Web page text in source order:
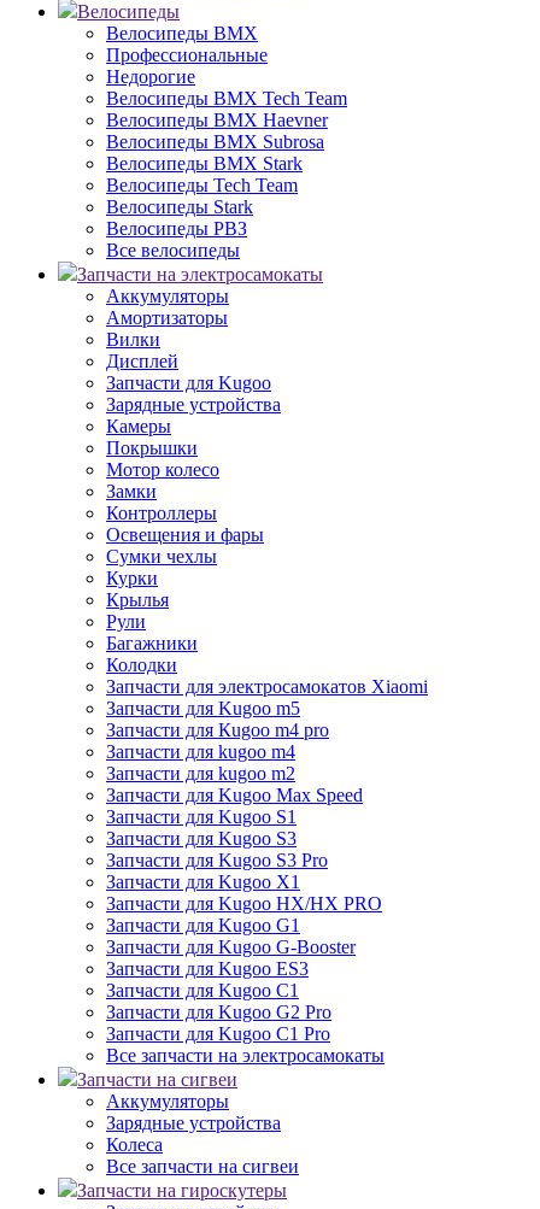
Велосипеды
Велосипеды BMX
Профессиональные
Недорогие
Велосипеды BMX Tech Team
Велосипеды BMX Haevner
Велосипеды BMX Subrosa
Велосипеды BMX Stark
Велосипеды Tech Team
Велосипеды Stark
Велосипеды РВЗ
Все велосипеды
Запчасти на электросамокаты
Аккумуляторы
Амортизаторы
Вилки
Дисплей
Запчасти для Kugoo
Зарядные устройства
Камеры
Покрышки
Мотор колесо
Замки
Контроллеры
Освещения и фары
Сумки чехлы
Курки
Крылья
Рули
Багажники
Колодки
Запчасти для электросамокатов Xiaomi
Запчасти для Kugoo m5
Запчасти для Кugoo m4 pro
Запчасти для kugoo m4
Запчасти для kugoo m2
Запчасти для Kugoo Max Speed
Запчасти для Kugoo S1
Запчасти для Kugoo S3
Запчасти для Kugoo S3 Pro
Запчасти для Kugoo X1
Запчасти для Kugoo HX/HX PRO
Запчасти для Kugoo G1
Запчасти для Kugoo G-Booster
Запчасти для Kugoo ES3
Запчасти для Kugoo C1
Запчасти для Kugoo G2 Pro
Запчасти для Kugoo C1 Pro
Все запчасти на электросамокаты
Запчасти на сигвеи
Аккумуляторы
Зарядные устройства
Колеса
Все запчасти на сигвеи
Запчасти на гироскутеры